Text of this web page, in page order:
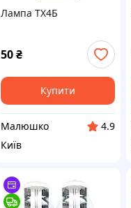
Лампа ТХ4Б
50 ₴
Купити
Малюшко
4.9
Київ